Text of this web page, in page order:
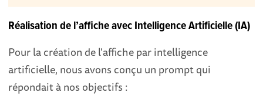
Réalisation de l’affiche avec Intelligence Artificielle (IA)
Pour la création de l'affiche par intelligence
artificielle, nous avons conçu un prompt qui
répondait à nos objectifs :